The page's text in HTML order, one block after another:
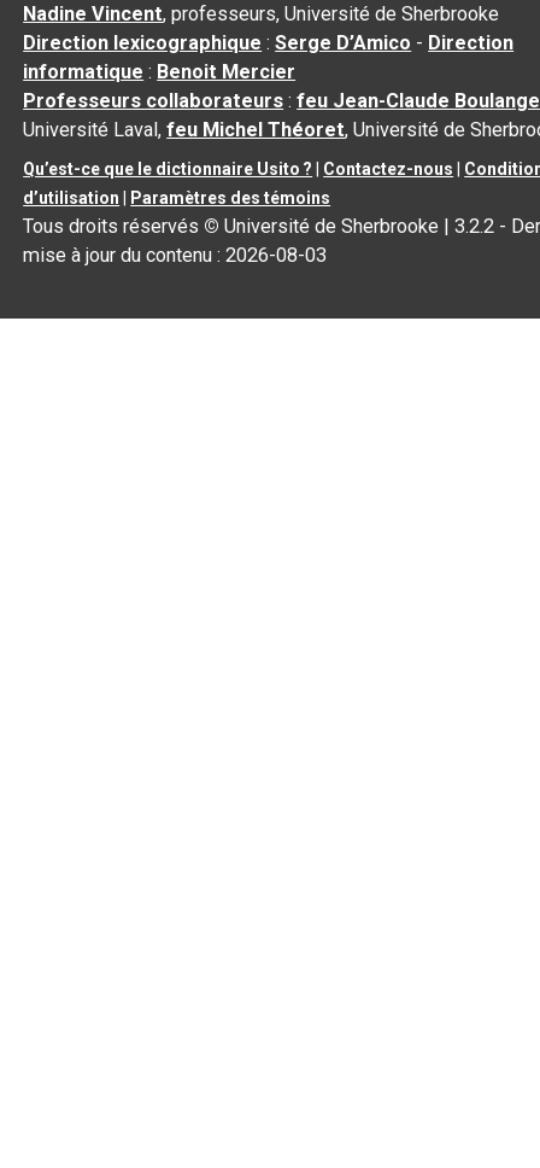
Nadine Vincent, professeurs, Université de Sherbrooke
Direction lexicographique :Serge D’Amico - Direction
informatique : Benoit Mercier
Professeurs collaborateurs :feu Jean-Claude
Université Laval,feu Michel Théoret, Université de
Qu’est-ce que le dictionnaire Usito ? Contactez-nous
d’utilisation
Paramètres des témoins
Tous droits réservés © Université de Sherbrooke |3.2.2 -
mise à jour du contenu :2026-08-03